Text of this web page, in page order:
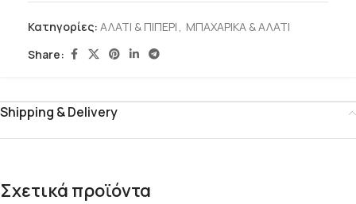
Κατηγορίες: ΑΛΑΤΙ & ΠΙΠΕΡΙ , ΜΠΑΧΑΡΙΚΑ & ΑΛΑΤΙ
Share:
Shipping & Delivery
Σχετικά προϊόντα